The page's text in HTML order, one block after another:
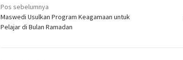
Navigasi
pos
Pos sebelumnya
Maswedi Usulkan Program Keagamaan untuk
Pelajar di Bulan Ramadan